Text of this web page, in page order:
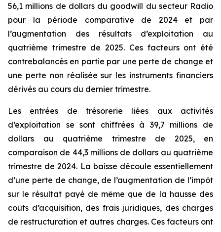
56,1 millions de dollars du goodwill du secteur Radio
pour la période comparative de 2024 et par
l’augmentation des résultats d’exploitation au
quatrième trimestre de 2025. Ces facteurs ont été
contrebalancés en partie par une perte de change et
une perte non réalisée sur les instruments financiers
dérivés au cours du dernier trimestre.
Les entrées de trésorerie liées aux activités
d’exploitation se sont chiffrées à 39,7 millions de
dollars au quatrième trimestre de 2025, en
comparaison de 44,3 millions de dollars au quatrième
trimestre de 2024. La baisse découle essentiellement
d’une perte de change, de l’augmentation de l’impôt
sur le résultat payé de même que de la hausse des
coûts d’acquisition, des frais juridiques, des charges
de restructuration et autres charges. Ces facteurs ont